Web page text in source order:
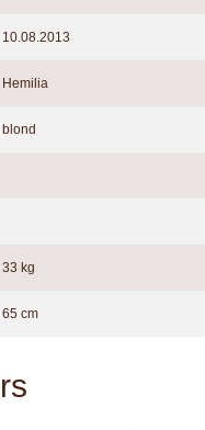
10.08.2013
Hemilia
blond
33 kg
65 cm